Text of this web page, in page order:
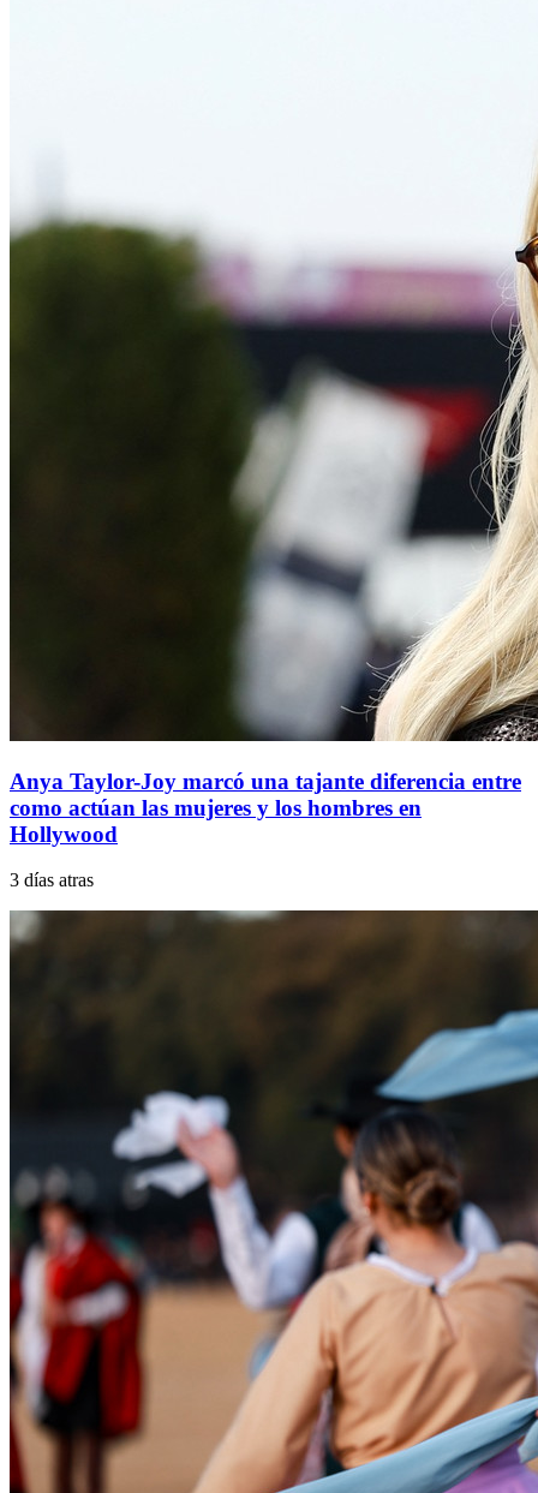
Anya Taylor-Joy marcó una tajante diferencia entre
como actúan las mujeres y los hombres en
Hollywood
3 días atras